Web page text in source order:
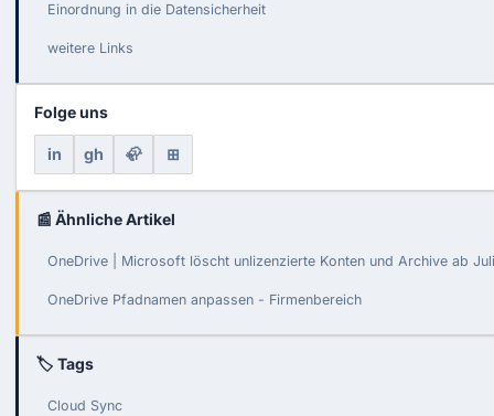
Einordnung in die Datensicherheit
weitere Links
Folge uns
in gh 🦣 ⊞
📰 Ähnliche Artikel
OneDrive | Microsoft löscht unlizenzierte Konten und Archive ab
OneDrive Pfadnamen anpassen - Firmenbereich
🏷 Tags
Cloud Sync